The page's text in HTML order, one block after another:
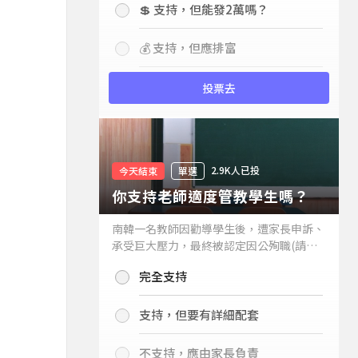
💲 支持，但能發2萬嗎？
💰 支持，但應排富
投票去
今天結束 單選 2.9K人已投
你支持老師適度管教學生嗎？
南韓一名教師因勸導學生後，遭家長申訴、
承受巨大壓力，最終被認定因公殉職(請見
你支持老師適度管教學生嗎？
完全支持
支持，但要有詳細配套
不支持，應由家長負責